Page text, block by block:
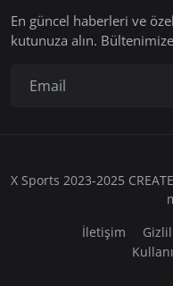
En güncel haberleri ve
kutunuza alın.
X Sports 2023-2025
İletişim